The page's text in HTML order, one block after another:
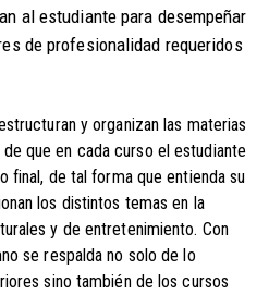
al estudiante para desempeñar
de profesionalidad requeridos
y organizan las materias
que en cada curso el estudiante
final, de tal forma que entienda su
los distintos temas en la
y de entretenimiento. Con
se respalda no solo de lo
sino también de los cursos